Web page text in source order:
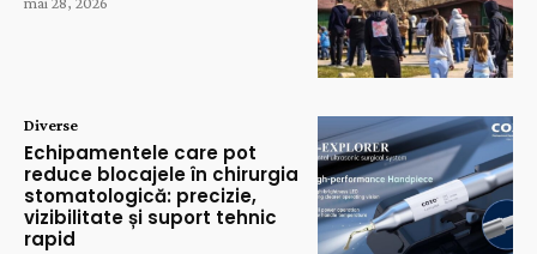
Diverse
Echipamentele care pot
reduce blocajele în chirurgia
stomatologică: precizie,
vizibilitate și suport tehnic
rapid